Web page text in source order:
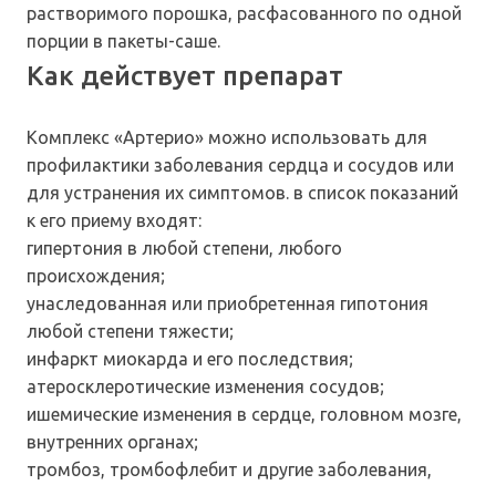
растворимого порошка, расфасованного по одной
порции в пакеты-саше.
Как действует препарат
Комплекс «Артерио» можно использовать для
профилактики заболевания сердца и сосудов или
для устранения их симптомов. в список показаний
к его приему входят:
гипертония в любой степени, любого
происхождения;
унаследованная или приобретенная гипотония
любой степени тяжести;
инфаркт миокарда и его последствия;
атеросклеротические изменения сосудов;
ишемические изменения в сердце, головном мозге,
внутренних органах;
тромбоз, тромбофлебит и другие заболевания,